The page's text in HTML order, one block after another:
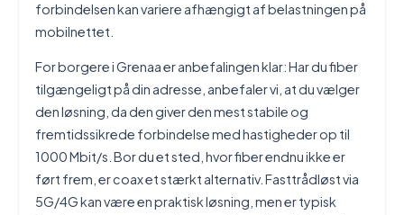
forbindelsen kan variere afhængigt af belastningen på
mobilnettet.
For borgere i Grenaa er anbefalingen klar: Har du fiber
tilgængeligt på din adresse, anbefaler vi, at du vælger
den løsning, da den giver den mest stabile og
fremtidssikrede forbindelse med hastigheder op til
1000 Mbit/s. Bor du et sted, hvor fiber endnu ikke er
ført frem, er coax et stærkt alternativ. Fasttrådløst via
5G/4G kan være en praktisk løsning, men er typisk